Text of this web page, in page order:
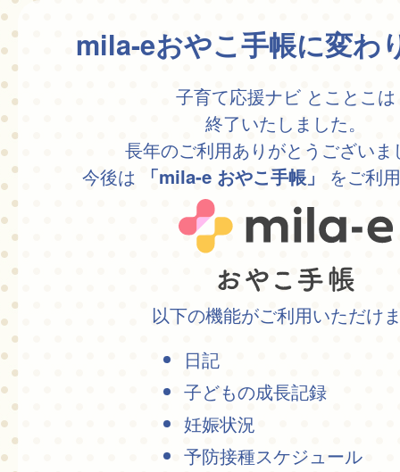
mila-eおやこ手帳に変わ
子育て応援ナビ とことこは
終了いたしました。
長年のご利用ありがとうございま
今後は
「mila-e おやこ手帳」 をご利
以下の機能がご利用いただけ
日記
子どもの成長記録
妊娠状況
予防接種スケジュール